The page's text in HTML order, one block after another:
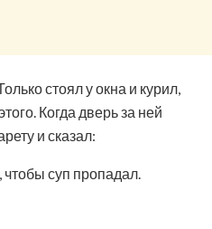
стоял у окна и курил,
Когда дверь за ней
и сказал:
суп пропадал.